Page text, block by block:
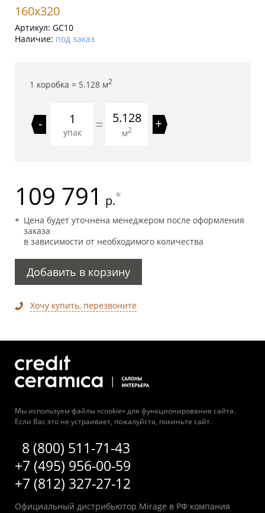
160x320
Артикул: GC10
Наличие: под заказ
1 коробка = 5.128 м2
-
упак = 5.128
м2 +
109 791 р.*
Цена будет уточнена менеджером после оформления
заказа
в зависимости от необходимого количества
Добавить в корзину
Хочу купить, перезвоните
Мы используем файлы «cookie» для функционирования сайта.
Если Вас это не устраивает, пожалуйста, покиньте сайт.
8 (800) 511-71-43
+7 (495) 956-00-59
+7 (812) 327-27-12
Официальный дистрибьютор Mirage в РФ компания